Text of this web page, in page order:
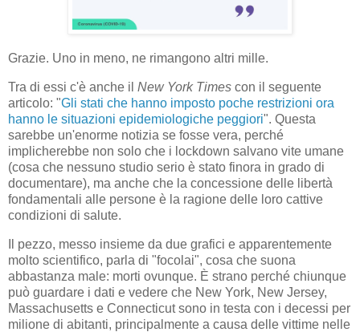
Grazie. Uno in meno, ne rimangono altri mille.
Tra di essi c'è anche il New York Times con il seguente
articolo: "Gli stati che hanno imposto poche restrizioni ora
hanno le situazioni epidemiologiche peggiori". Questa
sarebbe un'enorme notizia se fosse vera, perché
implicherebbe non solo che i lockdown salvano vite umane
(cosa che nessuno studio serio è stato finora in grado di
documentare), ma anche che la concessione delle libertà
fondamentali alle persone è la ragione delle loro cattive
condizioni di salute.
Il pezzo, messo insieme da due grafici e apparentemente
molto scientifico, parla di "focolai", cosa che suona
abbastanza male: morti ovunque. È strano perché chiunque
può guardare i dati e vedere che New York, New Jersey,
Massachusetts e Connecticut sono in testa con i decessi per
milione di abitanti, principalmente a causa delle vittime nelle